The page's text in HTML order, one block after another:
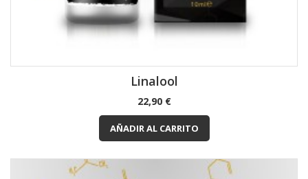
Linalool
Precio
22,90 €
AÑADIR AL CARRITO